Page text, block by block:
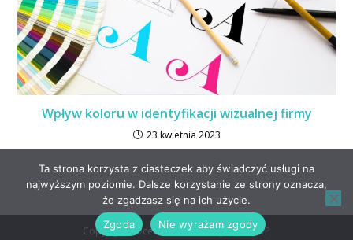
Wpływ koloru w identyfikacji wizualnej firmy
23 kwietnia 2023
Copyright - OceanWP Theme by OceanWP
Ta strona korzysta z ciasteczek aby świadczyć usługi na
najwyższym poziomie. Dalsze korzystanie ze strony oznacza,
że zgadzasz się na ich użycie.
Zgoda
Nie wyrażam zgody